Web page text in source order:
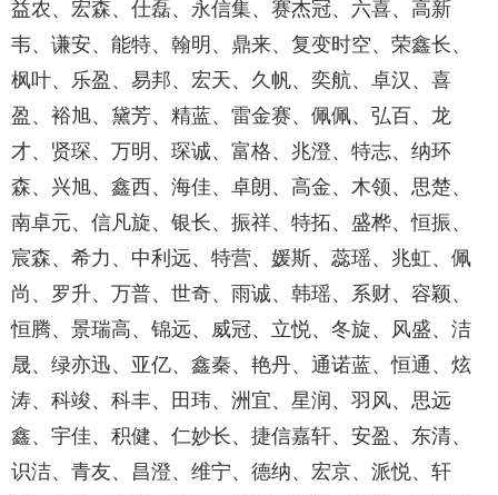
益农、宏森、仕磊、永信集、赛杰冠、六喜、高新
韦、谦安、能特、翰明、鼎来、复变时空、荣鑫长、
枫叶、乐盈、易邦、宏天、久帆、奕航、卓汉、喜
盈、裕旭、黛芳、精蓝、雷金赛、佩佩、弘百、龙
才、贤琛、万明、琛诚、富格、兆澄、特志、纳环
森、兴旭、鑫西、海佳、卓朗、高金、木领、思楚、
南卓元、信凡旋、银长、振祥、特拓、盛桦、恒振、
宸森、希力、中利远、特营、媛斯、蕊瑶、兆虹、佩
尚、罗升、万普、世奇、雨诚、韩瑶、系财、容颖、
恒腾、景瑞高、锦远、威冠、立悦、冬旋、风盛、洁
晟、绿亦迅、亚亿、鑫秦、艳丹、通诺蓝、恒通、炫
涛、科竣、科丰、田玮、洲宜、星润、羽风、思远
鑫、宇佳、积健、仁妙长、捷信嘉轩、安盈、东清、
识洁、青友、昌澄、维宁、德纳、宏京、派悦、轩